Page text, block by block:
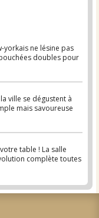
yorkais ne lésine pas
doubles pour
ville se dégustent à
mais savoureuse
table ! La salle
complète toutes